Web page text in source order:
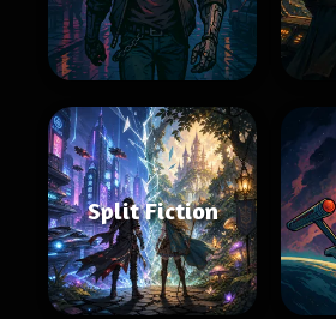
Split Fiction